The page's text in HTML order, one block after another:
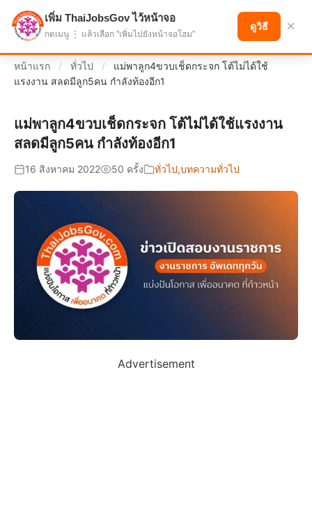
แบ่งปันโอกาส เพื่ออนาคตที่ก้าวหน้า
หน้าแรก / ทั่วไป /
แม่พาลูก4ขวบเช็ดกระจก โต้ไม่ได้ใช้
แรงงาน สลดมีลูก5คน กำลังท้องอีก1
แม่พาลูก4ขวบเช็ดกระจก โต้ไม่ได้ใช้แรงงาน
สลดมีลูก5คน กำลังท้องอีก1
16 สิงหาคม 2022 50 ครั้ง ทั่วไป,บทความทั่วไป
Advertisement
เพิ่ม ThaiJobsGov ไว้หน้าจอ
กดเมนู ⋮ แล้วเลือก "เพิ่มไปยังหน้าจอโฮม"
ดูวิธี ×